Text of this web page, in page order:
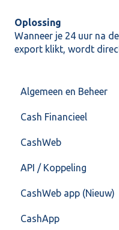
Oplossing
Wanneer je 24 uur na
export klikt, wordt
Algemeen en Beheer
Bank(koppeling)
Import/Export
Postbus
Training &
Overig
Cash Financieel
Boekhoud
Fiscaal
Overig
CashWeb
CashHero Layout
Mailen vanuit
Algemeen gebruik
API / Koppeling
Algemeen
Api 3.0 (SOAP API)
CashWeb app (Nieuw)
Veel gestelde vragen
CashApp